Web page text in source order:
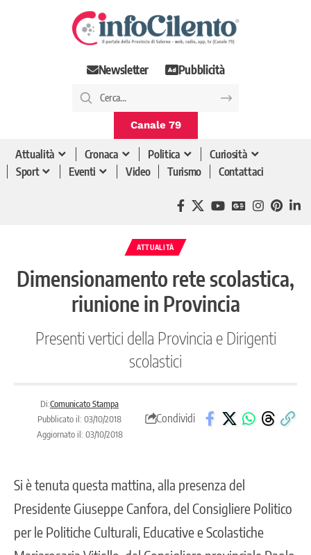
Newsletter Pubblicità
Canale 79
Attualità Cronaca Politica
Curiosità
Sport
Eventi Video Turismo Contattaci
ATTUALITÀ
Dimensionamento rete scolastica,
riunione in Provincia
Presenti vertici della Provincia e Dirigenti
scolastici
Di:Comunicato Stampa
Pubblicato il: 03/10/2018
Aggiornato il: 03/10/2018
Condividi
Si è tenuta questa mattina, alla presenza del
Presidente Giuseppe Canfora, del Consigliere Politico
per le Politiche Culturali, Educative e Scolastiche